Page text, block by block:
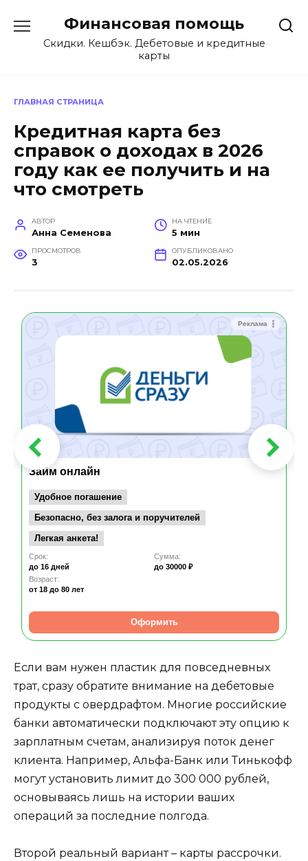
содержанию
Финансовая помощь
Скидки. Кешбэк. Дебетовые и кредитные
карты
ГЛАВНАЯ СТРАНИЦА
Кредитная карта без
справок о доходах в 2026
году как ее получить и на
что смотреть
АВТОР
Анна Семенова
НА ЧТЕНИЕ
5 мин
ПРОСМОТРОВ
3
ОПУБЛИКОВАНО
02.05.2026
Реклама
Займ онлайн
Удобное погашение
Безопасно, без залога и поручителей
Легкая анкета!
Срок:
до 16 дней
Сумма:
до 30000 ₽
Возраст:
от 18 до 80 лет
Оформить
Если вам нужен пластик для повседневных
трат, сразу обратите внимание на дебетовые
продукты с овердрафтом. Многие российские
банки автоматически подключают эту опцию к
зарплатным счетам, анализируя поток денег
клиента. Например, Альфа-Банк или Тинькофф
могут установить лимит до 300 000 рублей,
основываясь лишь на истории ваших
операций за последние полгода.
Второй реальный вариант – карты рассрочки.